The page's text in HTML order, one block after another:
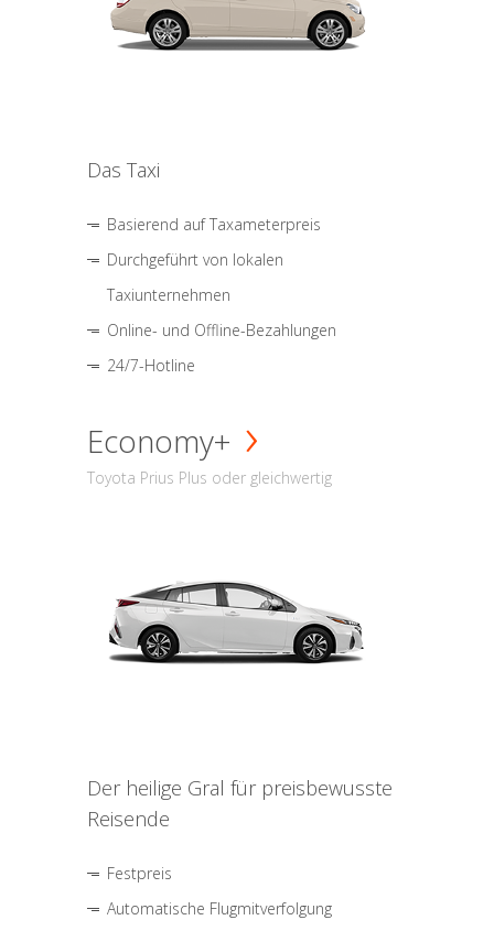
Das Taxi
Basierend auf Taxameterpreis
Durchgeführt von lokalen
Taxiunternehmen
Online- und Offline-Bezahlungen
24/7-Hotline
Economy+
Toyota Prius Plus oder gleichwertig
Der heilige Gral für preisbewusste
Reisende
Festpreis
Automatische Flugmitverfolgung